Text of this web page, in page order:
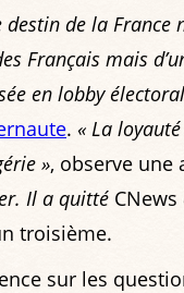
de la France
Français mais
en lobby
. « La
», observe une
Il a quitté CNews
troisième.
sur les